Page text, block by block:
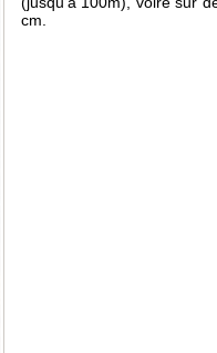
cm.